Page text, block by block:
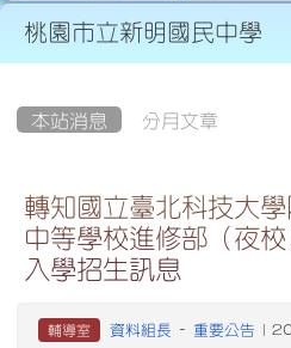
桃園市立新明國民中學
本站消息 分月文章
轉知國立臺北科技大
中等學校進修部（夜
入學招生訊息
輔導室 資料組長 - 重要公告 |